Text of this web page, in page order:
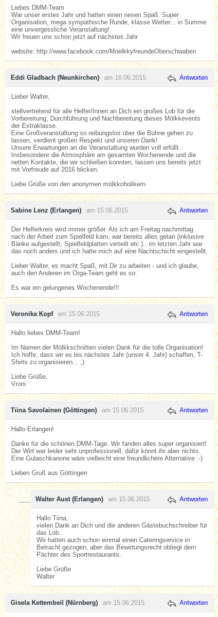
Liebes DMM-Team
War unser erstes Jahr und hatten einen riesen Spaß. Super
Organisation, mega sympathische Runde, klasse Wetter... in Summe
eine unvergessliche Veranstaltung!
Wir freuen uns schon jetzt auf nächstes Jahr
website: http://www.facebook.com/MoelkkyfreundeOberschwaben
Eddi Gladbach (Neunkirchen) am 16.06.2015 Antworten
Lieber Walter,
stellvertretend für alle Helfer/Innen an Dich ein großes Lob für die
Vorbereitung, Durchführung und Nachbereitung dieses Mölkkevents
der Extraklasse.
Eine Großveranstaltung so reibungslos über die Bühne gehen zu
lassen, verdient großen Respekt und unseren Dank!
Unsere Erwartungen an die Veranstaltung wurden voll erfüllt.
Insbesondere die Atmosphäre am gesamten Wochenende und die
netten Kontakte, die wir schließen konnten, lassen uns bereits jetzt
mit Vorfreude auf 2016 blicken.
Liebe Grüße von den anonymen mölkkoholikern
Sabine Lenz (Erlangen) am 15.06.2015 Antworten
Der Helferkreis wird immer größer. Als ich am Freitag nachmittag
nach der Arbeit zum Spielfeld kam, war bereits alles getan (inklusive
Bänke aufgestellt, Spielfeldplatten verteilt etc.)...im letzten Jahr war
das noch anders und ich hatte mich auf eine Nachtschicht eingestellt.
Lieber Walter, es macht Spaß, mit Dir zu arbeiten - und ich glaube,
auch den Anderen im Orga-Team geht es so.
Es war ein gelungenes Wochenende!!!
Veronika Kopf am 15.06.2015 Antworten
Hallo liebes DMM-Team!
Im Namen der Mölkkschnitten vielen Dank für die tolle Organisation!
Ich hoffe, dass wir es bis nächstes Jahr (unser 4. Jahr) schaffen, T-
Shirts zu organisieren... ;)
Liebe Grüße,
Vroni
Tiina Savolainen (Göttingen) am 15.06.2015 Antworten
Hallo Erlangen!
Danke für die schönen DMM-Tage. Wir fanden alles super organisiert!
Der Wirt war leider sehr unprofessionell, dafür könnt ihr aber nichts.
Eine Gulaschkanone wäre vielleicht eine freundlichere Alternative :-)
Lieben Gruß aus Göttingen
Walter Aust (Erlangen) am 15.06.2015 Antworten
Hallo Tiina,
vielen Dank an Dich und die anderen Gästebuchschreiber für
das Lob.
Wir hatten auch schon einmal einen Cateringservice in
Betracht gezogen, aber das Bewirtungsrecht obliegt dem
Pächter des Sportrestaurants.
Liebe Grüße
Walter
Gisela Kettembeil (Nürnberg) am 15.06.2015 Antworten